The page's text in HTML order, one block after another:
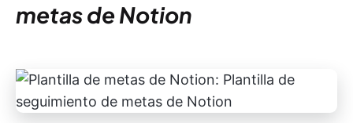
metas de Notion